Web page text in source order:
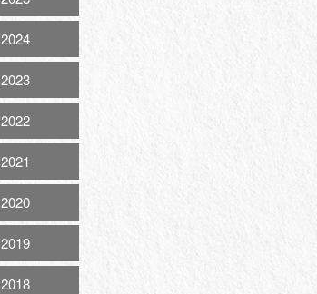
2024
2023
2022
2021
2020
2019
2018